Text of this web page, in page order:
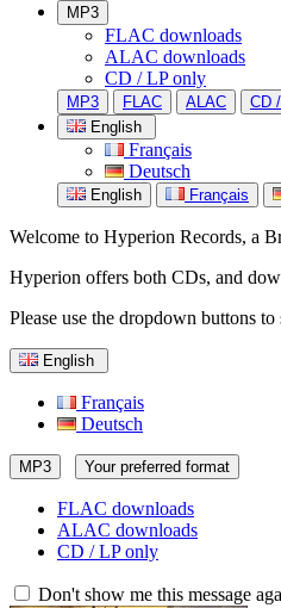
MP3
FLAC downloads
ALAC downloads
CD / LP only
MP3 FLAC ALAC
CD
English
Français
Deutsch
English Français
Welcome to Hyperion Records, a
Hyperion offers both CDs, and
Please use the dropdown buttons
English
Français
Deutsch
MP3 Your preferred format
FLAC downloads
ALAC downloads
CD / LP only
Don't show me this message